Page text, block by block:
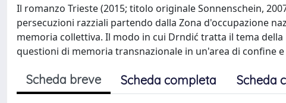
Il romanzo Trieste (2015; titolo originale Sonnenschein,
persecuzioni razziali partendo dalla Zona d'occupazione
memoria collettiva. Il modo in cui Drndić tratta il tema
questioni di memoria transnazionale in un'area di confine
Scheda breve Scheda completa Scheda